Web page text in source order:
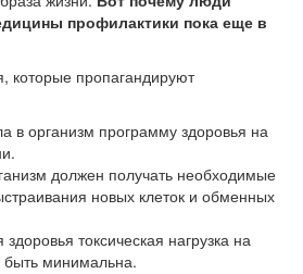
профилактики пока еще в
которые пропагандируют
в организм программу здоровья на
должен получать необходимые
новых клеток и обменных
токсическая нагрузка на
минимальна.